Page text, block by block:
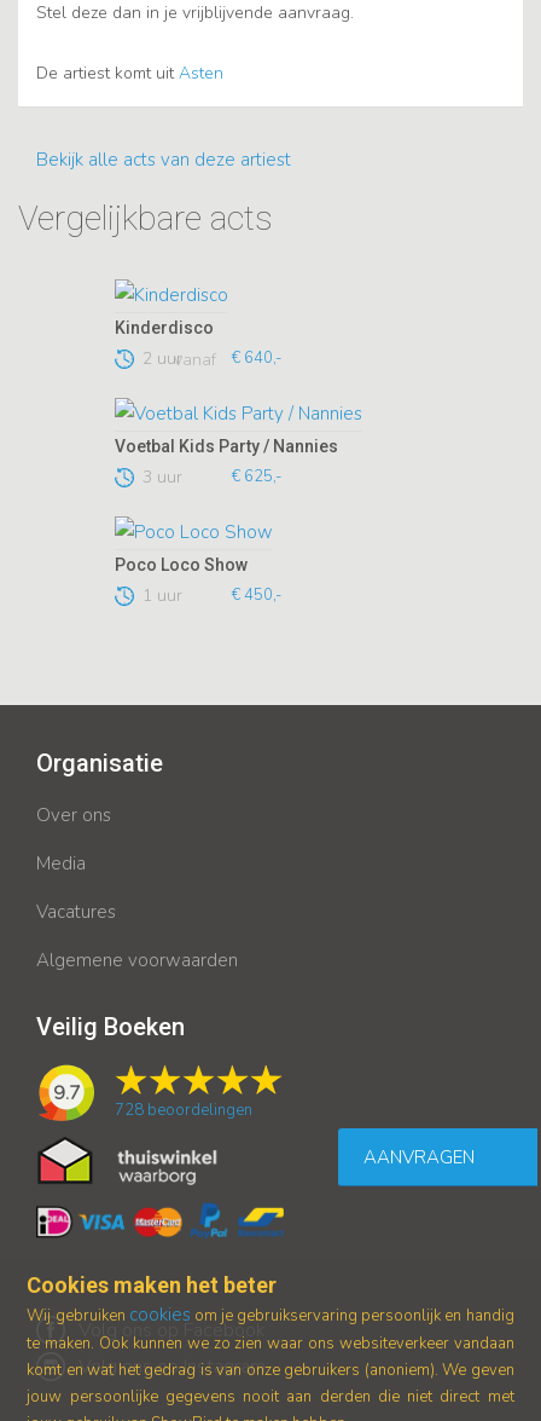
Stel deze dan in je vrijblijvende aanvraag.
De artiest komt uitAsten
Bekijk alle acts van deze artiest
Vergelijkbare acts
Kinderdisco
2 uurvanaf € 640,-
Voetbal Kids Party / Nannies
3 uur € 625,-
Poco Loco Show
1 uur € 450,-
AANVRAGEN
Organisatie
Over ons
Media
Vacatures
Algemene voorwaarden
Veilig Boeken
9.7
728 beoordelingen
Volg ons op Facebook
Volg ons op Instagram
Cookies maken het beter
Wij gebruiken cookies om je gebruikservaring persoonlijk en handig
te maken. Ook kunnen we zo zien waar ons websiteverkeer vandaan
komt en wat het gedrag is van onze gebruikers (anoniem). We geven
jouw persoonlijke gegevens nooit aan derden die niet direct met